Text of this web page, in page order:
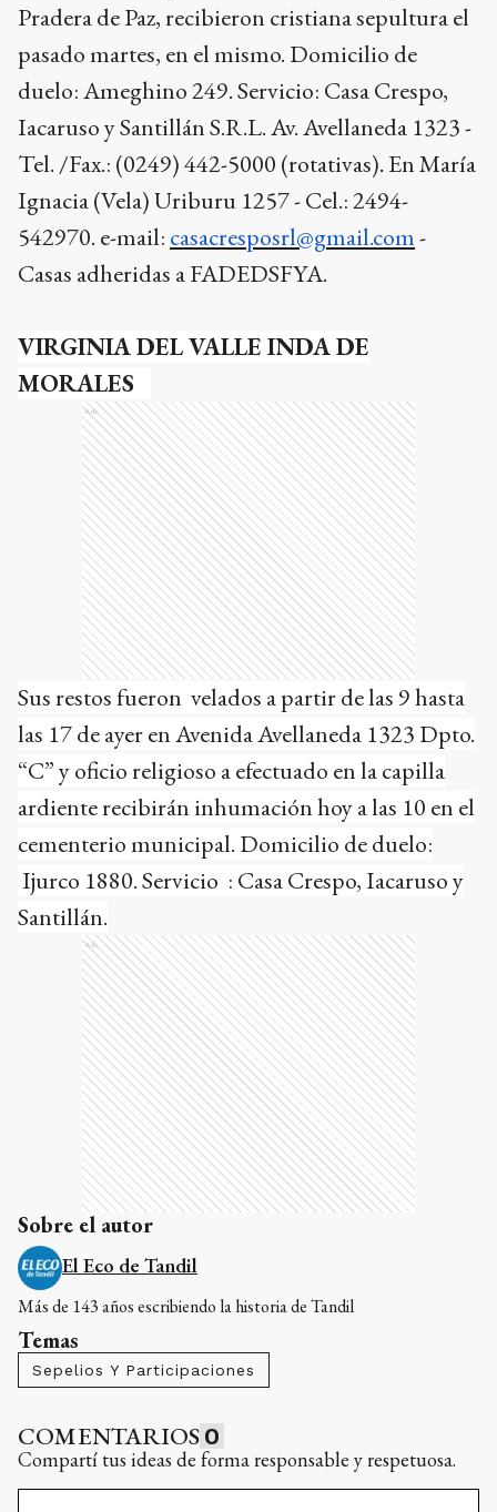
Pradera de Paz, recibieron cristiana sepultura el
pasado martes, en el mismo. Domicilio de
duelo: Ameghino 249. Servicio: Casa Crespo,
Iacaruso y Santillán S.R.L.Av. Avellaneda 1323 -
Tel. /Fax.: (0249) 442-5000 (rotativas).En María
Ignacia (Vela) Uriburu 1257 - Cel.: 2494-
542970. e-mail: casacresposrl@gmail.com-
Casas adheridas a FADEDSFYA.
VIRGINIA DEL VALLE INDA DE
MORALES
Ads
Sus restos fueron velados a partir de las 9 hasta
las 17 de ayer en Avenida Avellaneda 1323 Dpto.
“C” y oficio religioso a efectuado en la capilla
ardiente recibirán inhumación hoy a las 10 en el
cementerio municipal. Domicilio de duelo:
Ijurco 1880. Servicio : Casa Crespo, Iacaruso y
Santillán.
Ads
Sobre el autor
El Eco de Tandil
Más de 143 años escribiendo la historia de Tandil
Temas
Sepelios Y Participaciones
COMENTARIOS 0
Compartí tus ideas de forma responsable y respetuosa.